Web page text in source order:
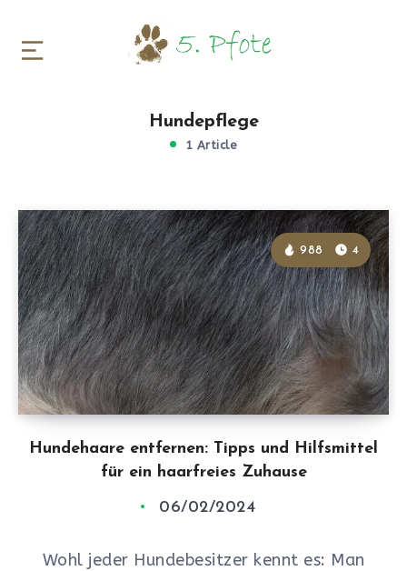
Hundepflege
1 Article
Hundehaare entfernen: Tipps und Hilfsmittel
für ein haarfreies Zuhause
988 4
06/02/2024
Wohl jeder Hundebesitzer kennt es: Man